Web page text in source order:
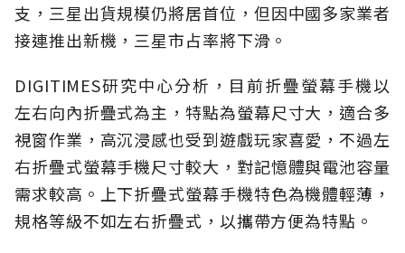
支，三星出貨規模仍將居首位，但因中國多家業者
接連推出新機，三星市占率將下滑。
DIGITIMES研究中心分析，目前折疊螢幕手機以
左右向內折疊式為主，特點為螢幕尺寸大，適合多
視窗作業，高沉浸感也受到遊戲玩家喜愛，不過左
右折疊式螢幕手機尺寸較大，對記憶體與電池容量
需求較高。上下折疊式螢幕手機特色為機體輕薄，
規格等級不如左右折疊式，以攜帶方便為特點。